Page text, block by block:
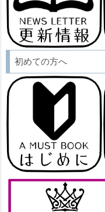
初めての方へ